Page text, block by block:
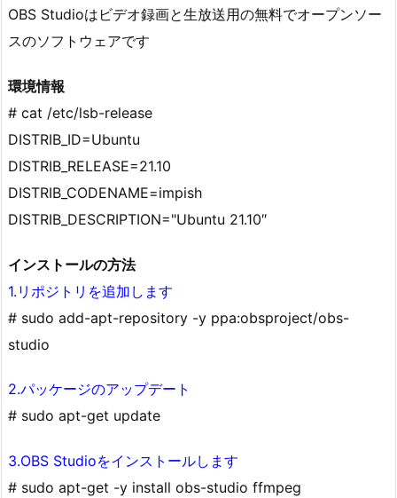
OBS Studioはビデオ録画と生放送用の無料でオープンソー
スのソフトウェアです
環境情報
# cat /etc/lsb-release
DISTRIB_ID=Ubuntu
DISTRIB_RELEASE=21.10
DISTRIB_CODENAME=impish
DISTRIB_DESCRIPTION="Ubuntu 21.10″
インストールの方法
1.リポジトリを追加します
# sudo add-apt-repository -y ppa:obsproject/obs-
studio
2.パッケージのアップデート
# sudo apt-get update
3.OBS Studioをインストールします
# sudo apt-get -y install obs-studio ffmpeg